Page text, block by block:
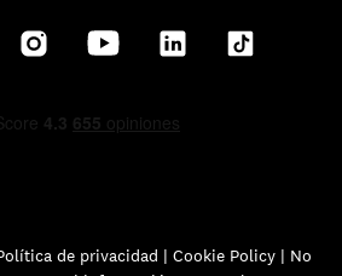
de privacidad | Cookie Policy | No